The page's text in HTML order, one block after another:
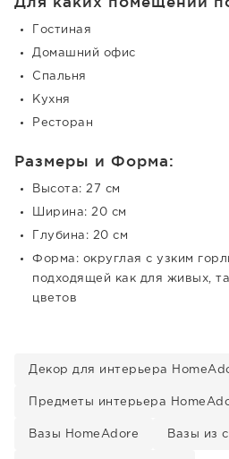
Гостиная
Домашний офис
Спальня
Кухня
Ресторан
Размеры и Форма:
Высота: 27 см
Ширина: 20 см
Глубина: 20 см
Форма: округлая с узким
подходящей как для живых,
цветов
Декор для интерьера
Предметы интерьера
Вазы HomeAdore Вазы из